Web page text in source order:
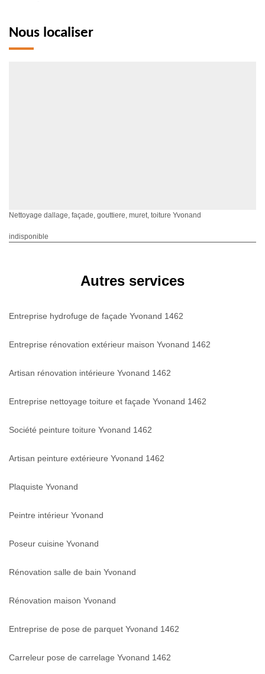
Nous localiser
Nettoyage dallage, façade, gouttiere, muret, toiture Yvonand
indisponible
Autres services
Entreprise hydrofuge de façade Yvonand 1462
Entreprise rénovation extérieur maison Yvonand 1462
Artisan rénovation intérieure Yvonand 1462
Entreprise nettoyage toiture et façade Yvonand 1462
Société peinture toiture Yvonand 1462
Artisan peinture extérieure Yvonand 1462
Plaquiste Yvonand
Peintre intérieur Yvonand
Poseur cuisine Yvonand
Rénovation salle de bain Yvonand
Rénovation maison Yvonand
Entreprise de pose de parquet Yvonand 1462
Carreleur pose de carrelage Yvonand 1462